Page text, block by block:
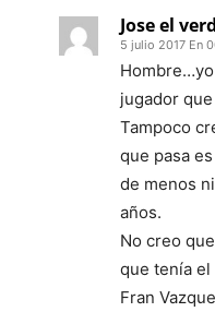
Jose el
5 julio 2017 En
jugador
Tampoco
que pasa
de menos
años.
No creo
que tenía el
Fran